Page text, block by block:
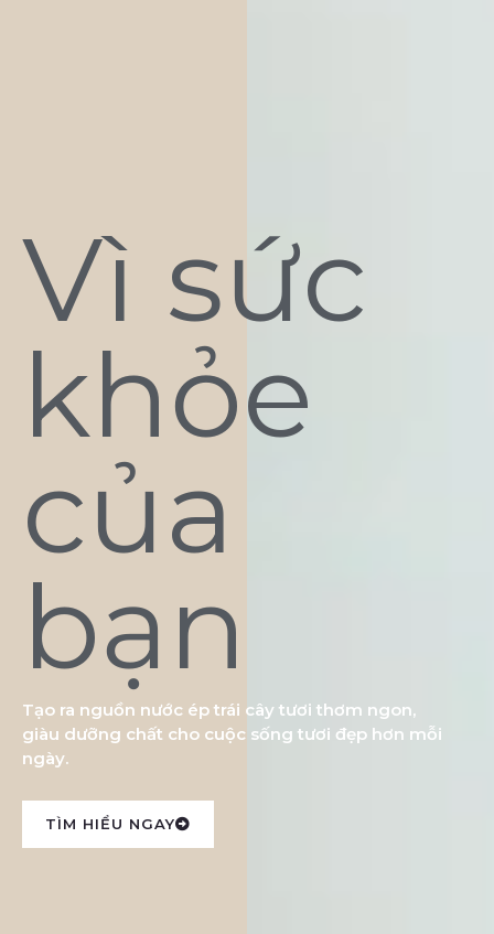
Vì sức
khỏe
của
bạn
Tạo ra nguồn nước ép trái cây tươi thơm ngon,
giàu dưỡng chất cho cuộc sống tươi đẹp hơn mỗi
ngày.
TÌM HIỂU NGAY